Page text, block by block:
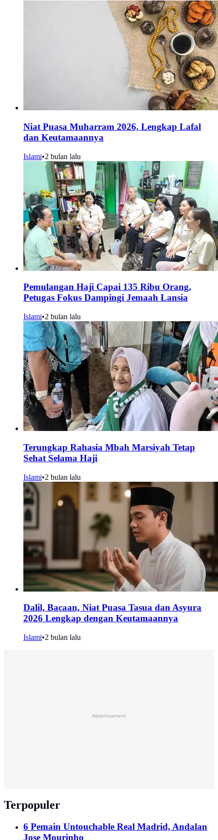
Niat Puasa Muharram 2026, Lengkap Lafal
dan Keutamaannya
Islami•2 bulan lalu
Pemulangan Haji Capai 135 Ribu Orang,
Petugas Fokus Dampingi Jemaah Lansia
Islami•2 bulan lalu
Terungkap Rahasia Mbah Marsiyah Tetap
Sehat Selama Haji
Islami•2 bulan lalu
Dalil, Bacaan, Niat Puasa Tasua dan Asyura
2026 Lengkap dengan Keutamaannya
Islami•2 bulan lalu
Advertisement
Terpopuler
6 Pemain Untouchable Real Madrid, Andalan
Jose Mourinho